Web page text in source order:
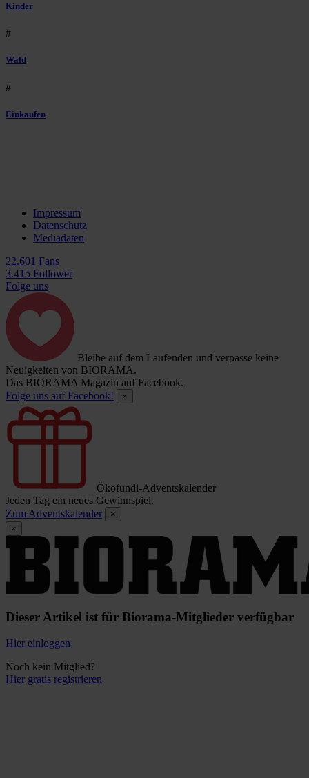
Kinder
#
Wald
#
Einkaufen
Impressum
Datenschutz
Mediadaten
22.601 Fans
3.415 Follower
Folge uns
Bleibe auf dem Laufenden und verpasse keine
Neuigkeiten von BIORAMA.
Das BIORAMA Magazin auf Facebook.
Folge uns auf Facebook!
×
Ökofundi-Adventskalender
Jeden Tag ein neues Gewinnspiel.
Zum Adventskalender
×
×
Dieser Artikel ist für Biorama-Mitglieder verfügbar
Hier einloggen
Noch kein Mitglied?
Hier gratis registrieren